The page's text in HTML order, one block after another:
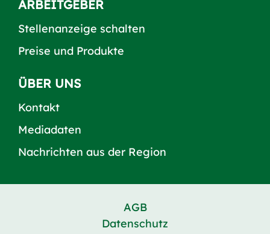
ARBEITGEBER
Stellenanzeige schalten
Preise und Produkte
ÜBER UNS
Kontakt
Mediadaten
Nachrichten aus der Region
AGB
Datenschutz